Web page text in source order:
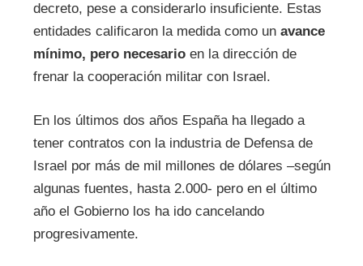
decreto, pese a considerarlo insuficiente. Estas
entidades calificaron la medida como un avance
mínimo, pero necesarioen la dirección de
frenar la cooperación militar con Israel.
En los últimos dos años España ha llegado a
tener contratos con la industria de Defensa de
Israel por más de mil millones de dólares –según
algunas fuentes, hasta 2.000- pero en el último
año el Gobierno los ha ido cancelando
progresivamente.